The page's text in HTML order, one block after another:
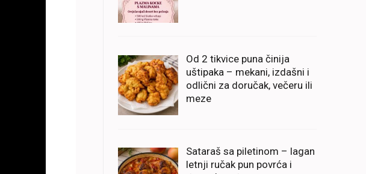
Od 2 tikvice puna činija
uštipaka – mekani, izdašni i
odlični za doručak, večeru ili
meze
Sataraš sa piletinom – lagan
letnji ručak pun povrća i